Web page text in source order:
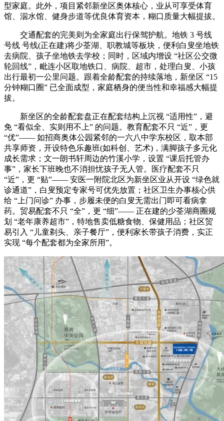
型家庭。此外，项目紧邻新坐区奥体核心，业从可享受体育
馆、泅水馆、健身步道等优良体育资本，糊口质量大幅提拔。
交通配套的完美则为全家庭出行保驾护航。地铁 3 号线
号线 号线(正在建)将少荃湖、职教城等板块，便利白叟坐地铁
去病院、孩子坐地铁去学校；同时，区域内增设 “社区公交微
轮回线”，毗连小区取地铁口、病院、超市，处理白叟、小孩
出行最初一公里问题。跟着全龄配套的持续落地，新坐区 “15
分钟糊口圈” 已全面成型，家庭栖身的便当性和幸福感大幅提
拔。
新坐区的全龄配套盘正在配套结构上沉视 “适用性”，避
免 “看似全、实则用不上” 的问题。教育配套不只 “近”，更
“优”—— 如招商奥体公园紧邻的一六八中学东校区，取本部
共享师资，开设特色乐趣班(如科创、艺术)，满脚孩子多元化
成长需求；文一朗书轩周边的竹溪小学，设置 “课后托管办
事”，家长下班晚也不消担忧孩子无人管。医疗配套不只
“近”，更 “贴”—— 安医一附院北区为新坐区业从开设 “绿色就
诊通道”，白叟预定专家号可优先放置；社区卫生办事核心供
给 “上门问诊” 办事，步履未便的白叟无需出门即可看病拿
药。贸易配套不只 “全”，更 “细”—— 正在建的少荃湖商圈规
划 “老年康养超市”，特地售卖低糖食物、保健用品；社区贸
易引入 “儿童剃头、亲子餐厅”，便利家长带孩子消费，实正
实现 “每个配套都为全家所用”。